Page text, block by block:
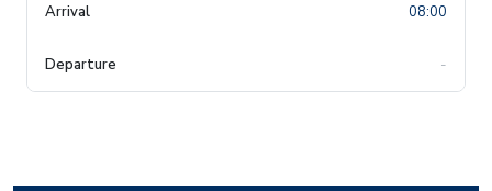
08:00
-